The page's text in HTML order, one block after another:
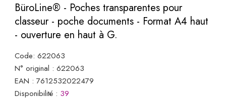
BüroLine® - Poches transparentes pour
classeur - poche documents - Format A4 haut
- ouverture en haut à G.
Code: 622063
N° original : 622063
EAN : 7612532022479
Disponibilité : 39